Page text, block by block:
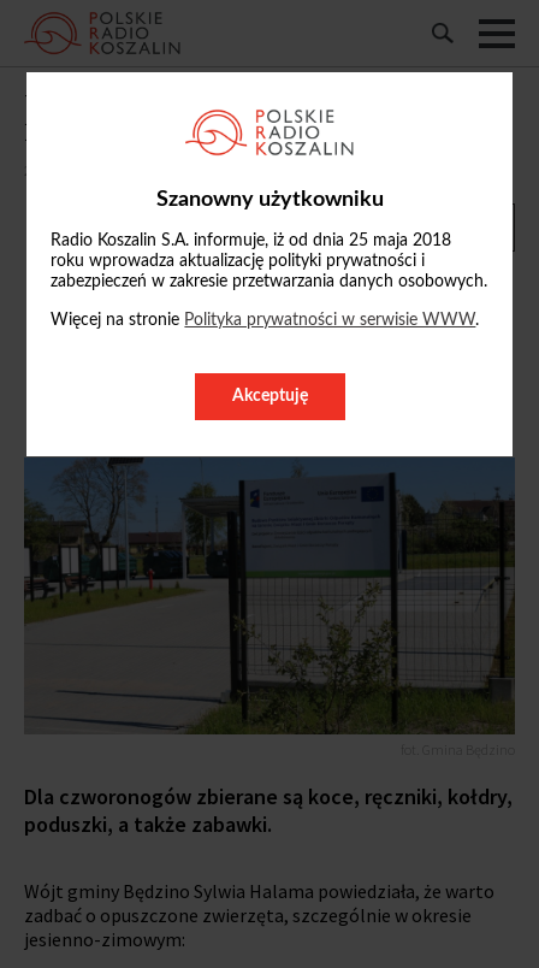
Szanowny użytkowniku
Radio Koszalin S.A. informuje, iż od dnia 25 maja 2018
roku wprowadza aktualizację polityki prywatności i
zabezpieczeń w zakresie przetwarzania danych osobowych.
Więcej na stronie Polityka prywatności w serwisie WWW.
Akceptuję
W PSZOK-u w Będzinie trwa zbiórka dla
koszalińskiego schroniska dla zwierząt
29/08/2025, 19:02
ZOBACZ PROFIL
Dla czworonogów zbierane są koce, ręczniki, kołdry,
poduszki, a także zabawki.
Wójt gminy Będzino Sylwia Halama powiedziała, że warto
zadbać o opuszczone zwierzęta, szczególnie w okresie
jesienno-zimowym: